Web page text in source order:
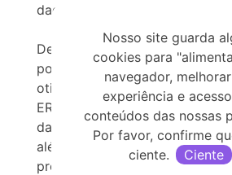
Nosso site guarda
cookies para
navegador,
experiência e
conteúdos das nossas
Por favor, confirme
ciente.
Ciente
dados sigilosos dos
Desta forma, o avanço da
possibilitou que os
otimizar todas estas atividades.
ERP é fundamental para uma
dados, evitando excesso de
além de gerar mais rapidez na
processos.